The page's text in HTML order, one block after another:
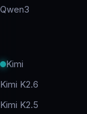
Qwen3
Kimi
Kimi K2.6
Kimi K2.5